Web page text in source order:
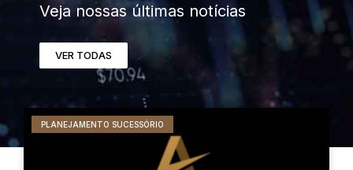
Veja nossas últimas notícias
VER TODAS
PLANEJAMENTO SUCESSÓRIO